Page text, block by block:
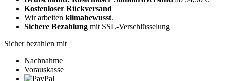
Kostenloser Rückversand
Wir arbeiten klimabewusst.
Sichere Bezahlung mit SSL-Verschlüsselung
Sicher bezahlen mit
Nachnahme
Vorauskasse